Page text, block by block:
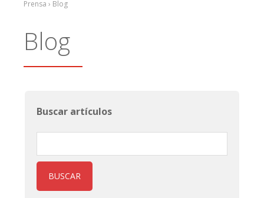
Prensa › Blog
Blog
Buscar artículos
BUSCAR